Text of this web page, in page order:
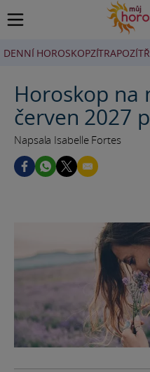
DENNÍ HOROSKOPZÍTRA
Horoskop na
červen 2027
Napsala Isabelle Fortes